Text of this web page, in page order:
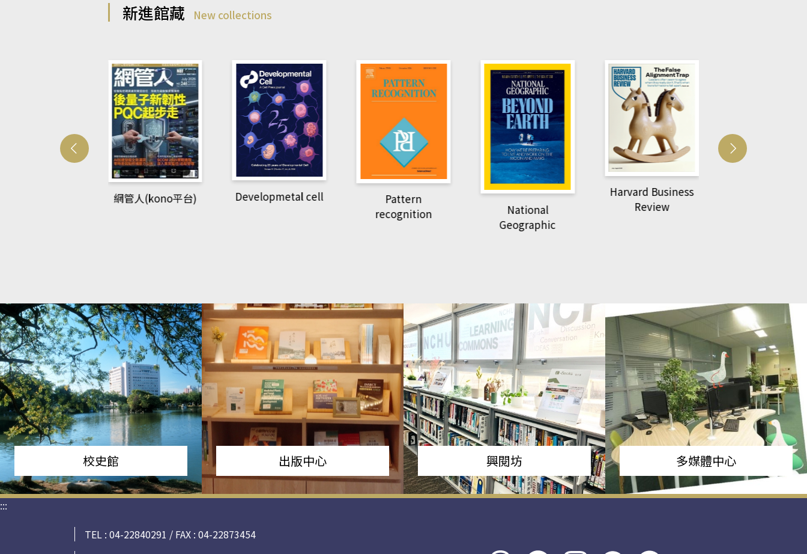
新進館藏 New collections
網管人(kono平台) Developmetal cell
Pattern
recognition
National
Geographic
Harvard Business
Review
校史館 出版中心 興閱坊 多媒體中心
:::
TEL : 04-22840291 / FAX : 04-22873454